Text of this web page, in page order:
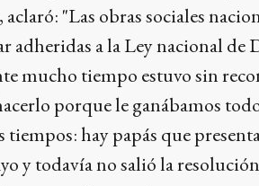
"Las obras sociales
a la Ley nacional de
mucho tiempo estuvo sin
porque le ganábamos
tiempos: hay papás que
y todavía no salió la